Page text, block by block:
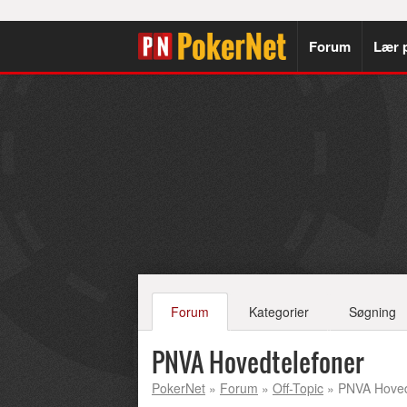
Forum Lær
Forum Kategorier Søgning
PNVA Hovedtelefoner
PokerNet » Forum » Off-Topic » PNVA